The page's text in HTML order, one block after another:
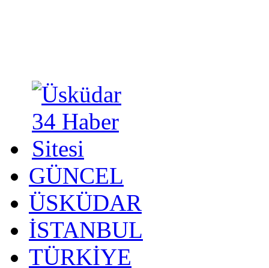
GÜNCEL
ÜSKÜDAR
İSTANBUL
TÜRKİYE